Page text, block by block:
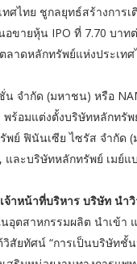
ศไทย ชูกลยุทธ์สร้างกา
อขายหุ้น IPO ที่ 7.70 บา
าดหลักทรัพย์แห่งประเท
จำกัด (มหาชน) หรือ
ร้อมแต่งตั้งบริษัทหลักทรั
ย์ ฟินันเซีย ไซรัส จำกัด
และบริษัทหลักทรัพย์ เมย์
จ้าหน้าที่บริหาร บริษัท น
อุตสาหกรรมผลิต นำเข้า
วิสัยทัศน์ “การเป็นบริษัท